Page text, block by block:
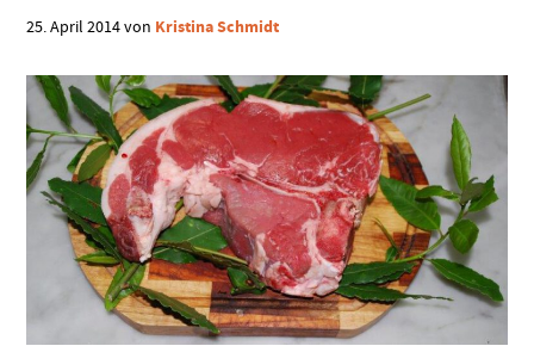
25. April 2014von Kristina Schmidt